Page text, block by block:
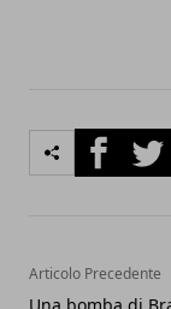
Facebook
Articolo Precedente